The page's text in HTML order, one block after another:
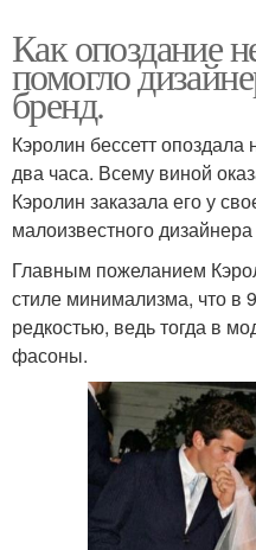
Как опоздание
помогло
бренд.
Кэролин бессетт
два часа. Всему виной
Кэролин заказала его у
малоизвестного
Главным пожеланием
стиле минимализма, что в
редкостью, ведь тогда в
фасоны.